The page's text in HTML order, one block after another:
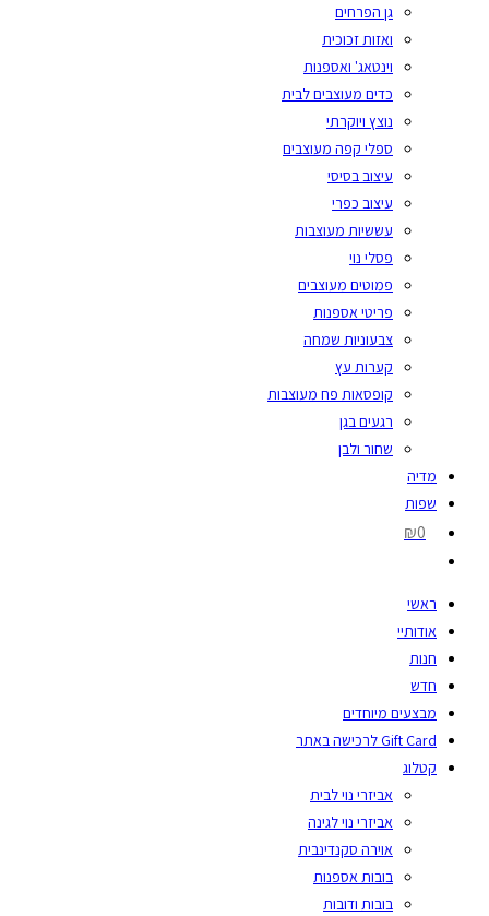
גן הפרחים
ואזות זכוכית
וינטאג' ואספנות
כדים מעוצבים לבית
נוצץ ויוקרתי
ספלי קפה מעוצבים
עיצוב בסיסי
עיצוב כפרי
עששיות מעוצבות
פסלי נוי
פמוטים מעוצבים
פריטי אספנות
צבעוניות שמחה
קערות עץ
קופסאות פח מעוצבות
רגעים בגן
שחור ולבן
מדיה
שפות
₪0
ראשי
אודותיי
חנות
חדש
מבצעים מיוחדים
Gift Card לרכישה באתר
קטלוג
אביזרי נוי לבית
אביזרי נוי לגינה
אוירה סקנדינבית
בובות אספנות
בובות ודובות